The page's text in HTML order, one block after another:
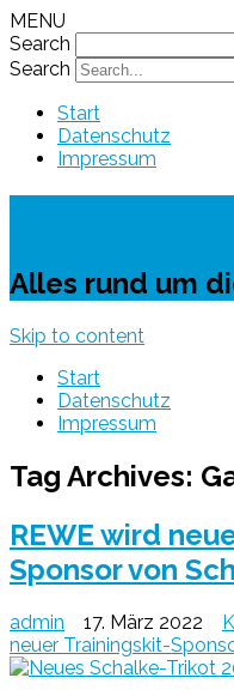
MENU
Search
Search
Start
Datenschutz
Impressum
Alles rund um
Skip to content
Start
Datenschutz
Impressum
Tag Archives:
REWE wird
Sponsor von
admin 17. März 2022
neuer Trainingskit-